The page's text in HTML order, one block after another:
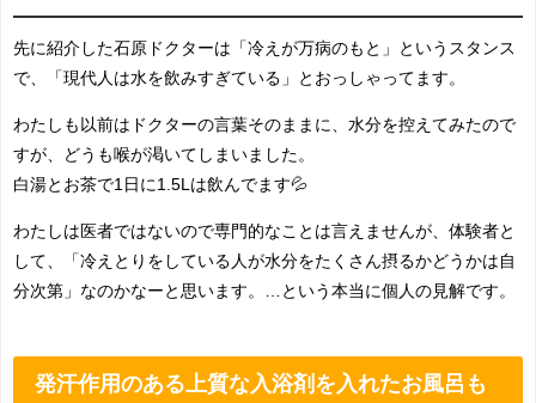
先に紹介した石原ドクターは「冷えが万病のもと」というスタンス
で、「現代人は水を飲みすぎている」とおっしゃってます。
わたしも以前はドクターの言葉そのままに、水分を控えてみたので
すが、どうも喉が渇いてしまいました。
白湯とお茶で1日に1.5Lは飲んでます💦
わたしは医者ではないので専門的なことは言えませんが、体験者と
して、「冷えとりをしている人が水分をたくさん摂るかどうかは自
分次第」なのかなーと思います。…という本当に個人の見解です。
発汗作用のある上質な入浴剤を入れたお風呂も